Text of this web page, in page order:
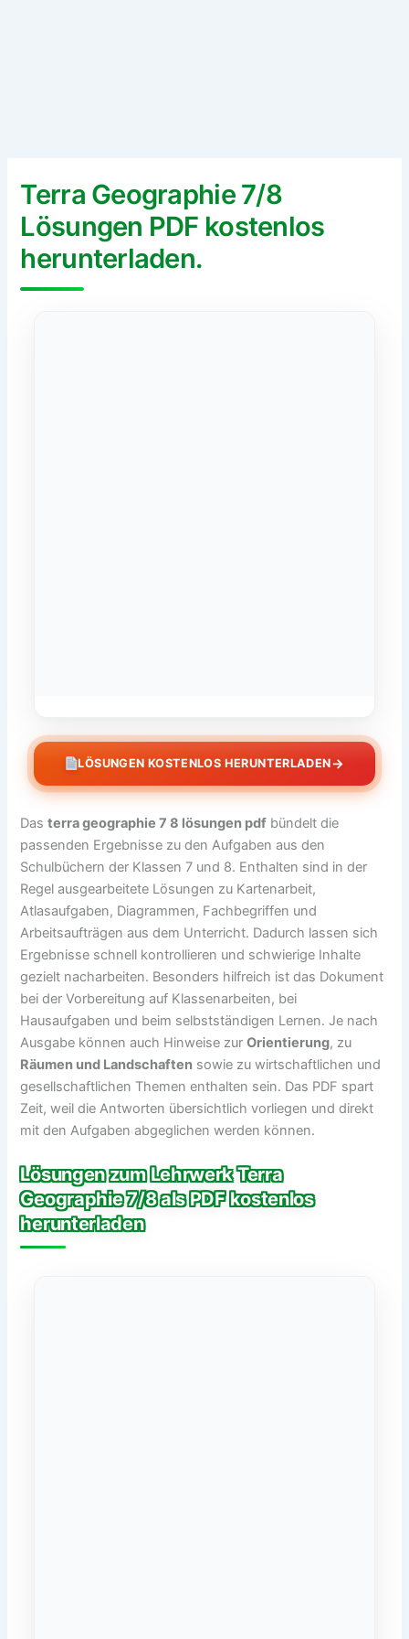
Terra Geographie 7/8
Lösungen PDF kostenlos
herunterladen.
LÖSUNGEN KOSTENLOS HERUNTERLADEN→
Dasterra geographie 7 8 lösungen pdf bündelt die
passenden Ergebnisse zu den Aufgaben aus den
Schulbüchern der Klassen 7 und 8. Enthalten sind in der
Regel ausgearbeitete Lösungen zu Kartenarbeit,
Atlasaufgaben, Diagrammen, Fachbegriffen und
Arbeitsaufträgen aus dem Unterricht. Dadurch lassen sich
Ergebnisse schnell kontrollieren und schwierige Inhalte
gezielt nacharbeiten. Besonders hilfreich ist das Dokument
bei der Vorbereitung auf Klassenarbeiten, bei
Hausaufgaben und beim selbstständigen Lernen. Je nach
Ausgabe können auch Hinweise zurOrientierung, zu
Räumen und Landschaften sowie zu wirtschaftlichen und
gesellschaftlichen Themen enthalten sein. Das PDF spart
Zeit, weil die Antworten übersichtlich vorliegen und direkt
mit den Aufgaben abgeglichen werden können.
Lösungen zum Lehrwerk Terra
Geographie 7/8 als PDF kostenlos
herunterladen